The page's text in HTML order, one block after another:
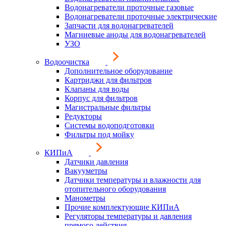
Водонагреватели проточные газовые
Водонагреватели проточные электрические
Запчасти для водонагревателей
Магниевые аноды для водонагревателей
УЗО
Водоочистка
Дополнительное оборудование
Картриджи для фильтров
Клапаны для воды
Корпус для фильтров
Магистральные фильтры
Редукторы
Системы водоподготовки
Фильтры под мойку
КИПиА
Датчики давления
Вакууметры
Датчики температуры и влажности для
отопительного оборудования
Манометры
Прочие комплектующие КИПиА
Регуляторы температуры и давления